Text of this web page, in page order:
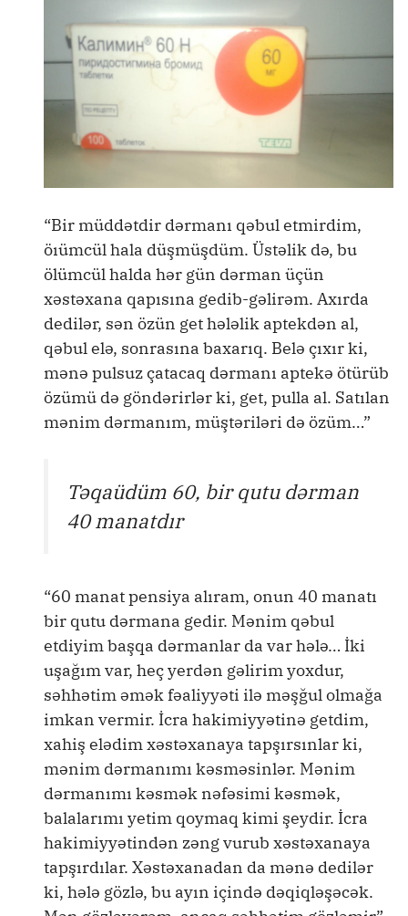
“Bir müddətdir dərmanı qəbul etmirdim,
öıümcül hala düşmüşdüm. Üstəlik də, bu
ölümcül halda hər gün dərman üçün
xəstəxana qapısına gedib-gəlirəm. Axırda
dedilər, sən özün get hələlik aptekdən al,
qəbul elə, sonrasına baxarıq. Belə çıxır ki,
mənə pulsuz çatacaq dərmanı aptekə ötürüb
özümü də göndərirlər ki, get, pulla al. Satılan
mənim dərmanım, müştəriləri də özüm…”
Təqaüdüm 60, bir qutu dərman
40 manatdır
“60 manat pensiya alıram, onun 40 manatı
bir qutu dərmana gedir. Mənim qəbul
etdiyim başqa dərmanlar da var hələ… İki
uşağım var, heç yerdən gəlirim yoxdur,
səhhətim əmək fəaliyyəti ilə məşğul olmağa
imkan vermir. İcra hakimiyyətinə getdim,
xahiş elədim xəstəxanaya tapşırsınlar ki,
mənim dərmanımı kəsməsinlər. Mənim
dərmanımı kəsmək nəfəsimi kəsmək,
balalarımı yetim qoymaq kimi şeydir. İcra
hakimiyyətindən zəng vurub xəstəxanaya
tapşırdılar. Xəstəxanadan da mənə dedilər
ki, hələ gözlə, bu ayın içində dəqiqləşəcək.